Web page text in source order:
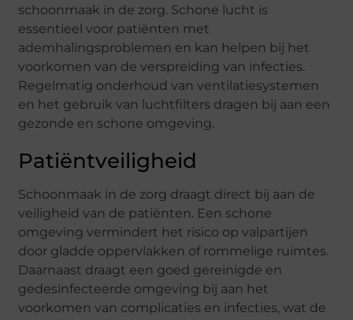
schoonmaak in de zorg. Schone lucht is
essentieel voor patiënten met
ademhalingsproblemen en kan helpen bij het
voorkomen van de verspreiding van infecties.
Regelmatig onderhoud van ventilatiesystemen
en het gebruik van luchtfilters dragen bij aan een
gezonde en schone omgeving.
Patiëntveiligheid
Schoonmaak in de zorg draagt direct bij aan de
veiligheid van de patiënten. Een schone
omgeving vermindert het risico op valpartijen
door gladde oppervlakken of rommelige ruimtes.
Daarnaast draagt een goed gereinigde en
gedesinfecteerde omgeving bij aan het
voorkomen van complicaties en infecties, wat de